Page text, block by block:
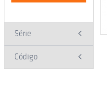
Série
Código